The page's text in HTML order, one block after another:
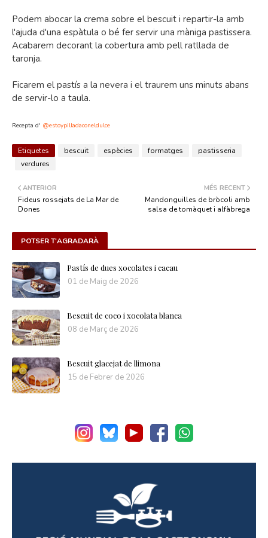
Podem abocar la crema sobre el bescuit i repartir-la amb
l'ajuda d'una espàtula o bé fer servir una màniga pastissera.
Acabarem decorant la cobertura amb pell ratllada de
taronja.
Ficarem el pastís a la nevera i el traurem uns minuts abans
de servir-lo a taula.
Recepta d' @estoypilladaconeldulce
Etiquetes bescuit espècies formatges
pastisseria
verdures
MÉS RECENT
Mandonguilles de bròcoli amb
salsa de tomàquet i alfàbrega
ANTERIOR
Fideus rossejats de La Mar de
Dones
POTSER T'AGRADARÀ
Pastís de dues xocolates i cacau
01 de Maig de 2026
Bescuit de coco i xocolata blanca
08 de Març de 2026
Bescuit glacejat de llimona
15 de Febrer de 2026